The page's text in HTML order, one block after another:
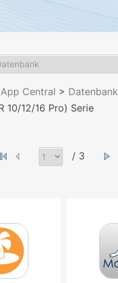
App Central > Datenbank
10/12/16 Pro) Serie
/ 3